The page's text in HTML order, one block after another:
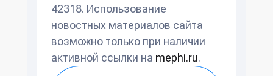
42318. Использование
новостных материалов сайта
возможно только при наличии
активной ссылки на mephi.ru.